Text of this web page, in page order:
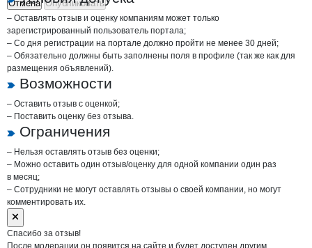
Отмена Опубликовать
– Оставлять отзыв и оценку компаниям может только
зарегистрированный пользователь портала;
– Со дня регистрации на портале должно пройти не менее 30 дней;
– Обязательно должны быть заполнены поля в профиле (так же как для
размещения объявлений).
Возможности
– Оставить отзыв с оценкой;
– Поставить оценку без отзыва.
Ограничения
– Нельзя оставлять отзыв без оценки;
– Можно оставить один отзыв/оценку для одной компании один раз
в месяц;
– Сотрудники не могут оставлять отзывы о своей компании, но могут
комментировать их.
Спасибо за отзыв!
После модерации он появится на сайте и будет доступен другим